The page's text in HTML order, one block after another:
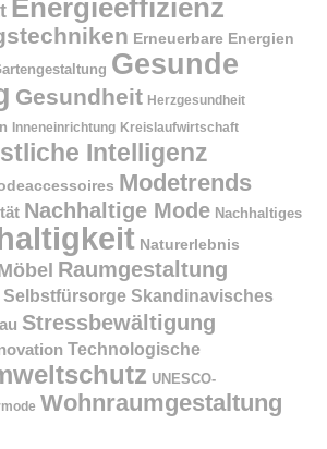
Energieeffizienz
Erneuerbare Energien
Gesunde
Gesundheit Herzgesundheit
Inneneinrichtung Kreislaufwirtschaft
Intelligenz
Modetrends
Nachhaltige Mode Nachhaltiges
Naturerlebnis
Raumgestaltung
Selbstfürsorge Skandinavisches
Stressbewältigung
Technologische
UNESCO-
Wohnraumgestaltung